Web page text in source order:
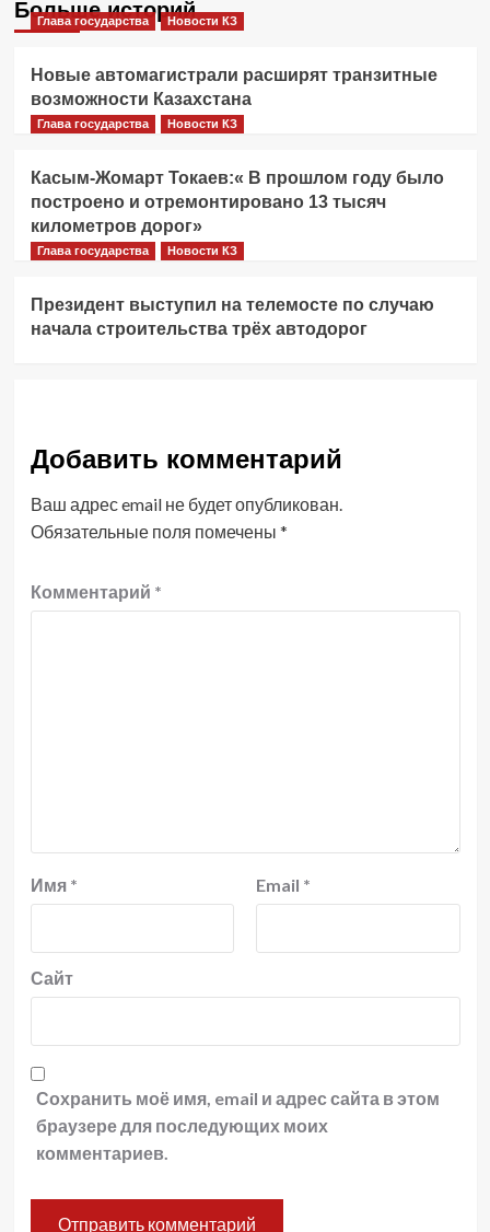
Больше историй
Глава государства Новости КЗ
Новые автомагистрали расширят транзитные
возможности Казахстана
Глава государства Новости КЗ
Касым-Жомарт Токаев:« В прошлом году было
построено и отремонтировано 13 тысяч
километров дорог»
Глава государства Новости КЗ
Президент выступил на телемосте по случаю
начала строительства трёх автодорог
Добавить комментарий
Ваш адрес email не будет опубликован.
Обязательные поля помечены *
Комментарий *
Имя * Email *
Сайт
Сохранить моё имя, email и адрес сайта в этом
браузере для последующих моих
комментариев.